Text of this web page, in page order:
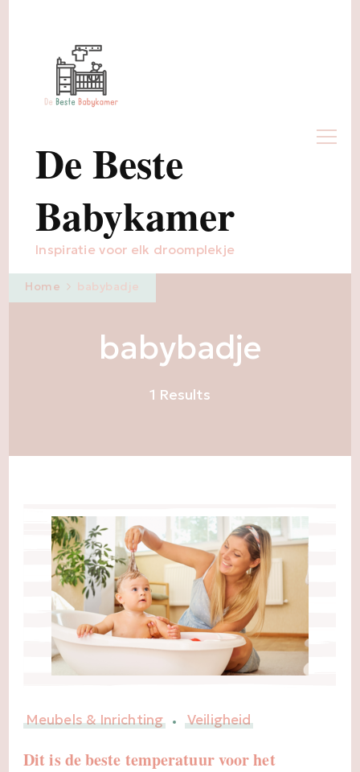
De Beste
Babykamer
Inspiratie voor elk droomplekje
Home babybadje
babybadje
1 Results
Meubels & Inrichting Veiligheid
Dit is de beste temperatuur voor het